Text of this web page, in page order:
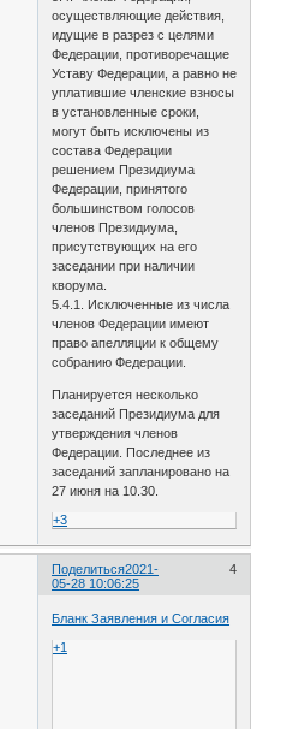
осуществляющие действия,
идущие в разрез с целями
Федерации, противоречащие
Уставу Федерации, а равно не
уплатившие членские взносы
в установленные сроки,
могут быть исключены из
состава Федерации
решением Президиума
Федерации, принятого
большинством голосов
членов Президиума,
присутствующих на его
заседании при наличии
кворума.
5.4.1. Исключенные из числа
членов Федерации имеют
право апелляции к общему
собранию Федерации.
Планируется несколько
заседаний Президиума для
утверждения членов
Федерации. Последнее из
заседаний запланировано на
27 июня на 10.30.
+3
Поделиться 4
2021-
05-28 10:06:25
Бланк Заявления и Согласия
+1